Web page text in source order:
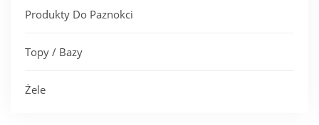
Produkty Do Paznokci
Topy / Bazy
Żele